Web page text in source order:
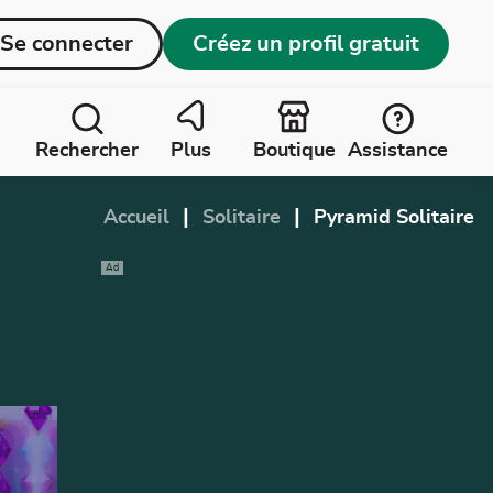
Se connecter Créez un profil gratuit
Rechercher Plus Boutique Assistance
Accueil Solitaire Pyramid Solitaire
Ad